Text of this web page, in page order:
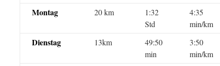
Montag
20 km
1:32
Std
4:35
min/km
Dienstag 13km
49:50
min
3:50
min/km